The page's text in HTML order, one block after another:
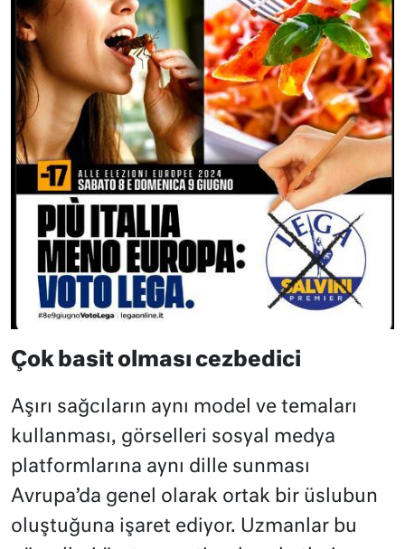
Çok basit olması cezbedici
Aşırı sağcıların aynı model ve temaları
kullanması, görselleri sosyal medya
platformlarına aynı dille sunması
Avrupa’da genel olarak ortak bir üslubun
oluştuğuna işaret ediyor. Uzmanlar bu